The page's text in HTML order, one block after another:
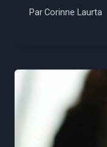
ParCorinne Laurta